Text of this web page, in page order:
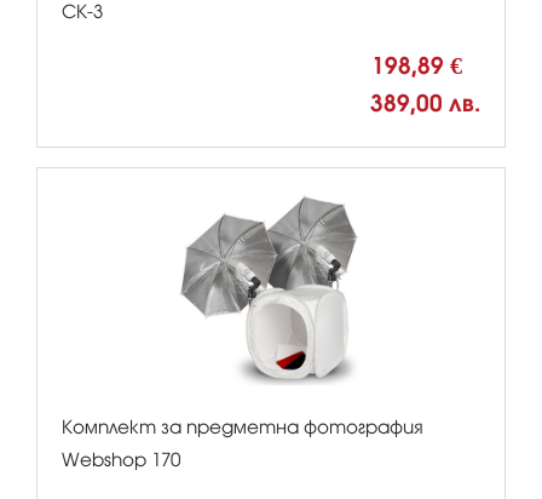
CK-3
198,89 €
389,00 лв.
Комплект за предметна фотография
Webshop 170